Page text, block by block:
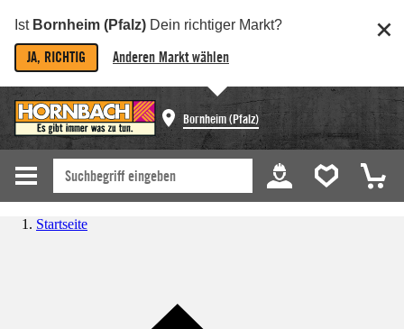
Ist Bornheim (Pfalz) Dein richtiger Markt?
JA, RICHTIG Anderen Markt wählen
Bornheim (Pfalz)
Startseite